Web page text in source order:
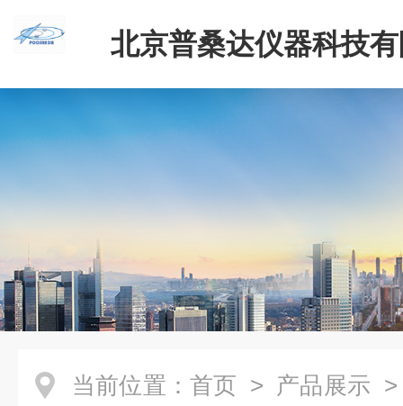
北京普桑达仪器科技
当前位置： 首页 > 产品展示